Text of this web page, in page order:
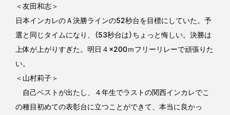
＜友田和志＞
日本インカレのＡ決勝ラインの52秒台を目標にしていた。予
選と同じタイムになり、（53秒台は）ちょっと悔しい。決勝は
上体が上がりすぎた。明日４×200ｍフリーリレーで頑張りた
い。
＜山村莉子＞
自己ベストが出たし、４年生でラストの関西インカレでこ
の種目初めての表彰台に立つことができて、本当に良かっ